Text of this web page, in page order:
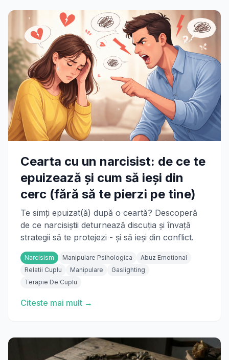
Cearta cu un narcisist: de ce te
epuizează și cum să ieși din
cerc (fără să te pierzi pe tine)
Te simți epuizat(ă) după o ceartă? Descoperă
de ce narcisiștii deturnează discuția și învață
strategii să te protejezi - și să ieși din conflict.
Narcisism Manipulare Psihologica
Abuz Emotional
Relatii Cuplu
Manipulare
Gaslighting
Terapie De Cuplu
Citeste mai mult →